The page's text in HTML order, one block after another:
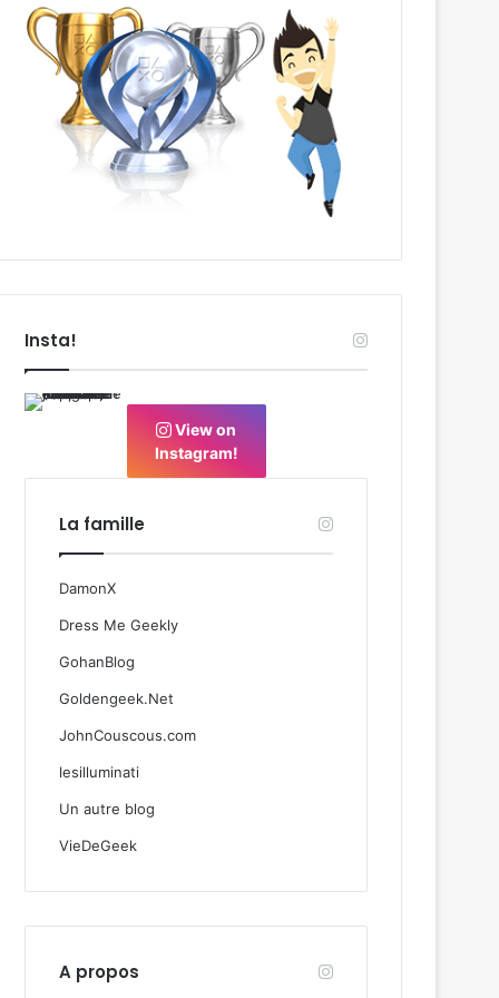
Insta!
View on
Instagram!
La famille
DamonX
Dress Me Geekly
GohanBlog
Goldengeek.Net
JohnCouscous.com
lesilluminati
Un autre blog
VieDeGeek
A propos